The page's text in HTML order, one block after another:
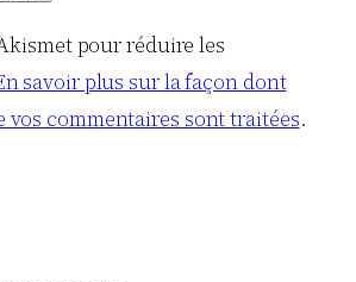
pour réduire les
savoir plus sur la façon dont
vos commentaires sont traitées.